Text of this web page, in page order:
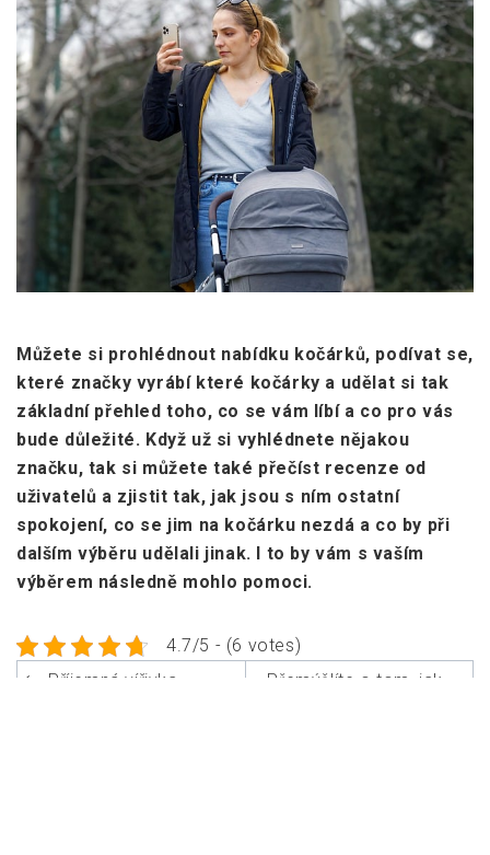
Můžete si prohlédnout nabídku kočárků, podívat se,
které značky vyrábí které kočárky a udělat si tak
základní přehled toho, co se vám líbí a co pro vás
bude důležité. Když už si vyhlédnete nějakou
značku, tak si můžete také přečíst recenze od
uživatelů a zjistit tak, jak jsou s ním ostatní
spokojení, co se jim na kočárku nezdá a co by při
dalším výběru udělali jinak. I to by vám s vaším
výběrem následně mohlo pomoci.
4.7/5 - (6 votes)
Navigace
Příjemná vířivka
Přemýšlíte o tom, jak